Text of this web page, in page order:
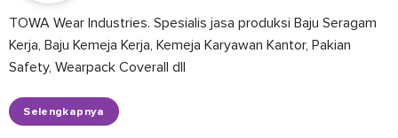
TOWA Wear Industries. Spesialis jasa produksi Baju Seragam
Kerja, Baju Kemeja Kerja, Kemeja Karyawan Kantor, Pakian
Safety, Wearpack Coverall dll
Selengkapnya